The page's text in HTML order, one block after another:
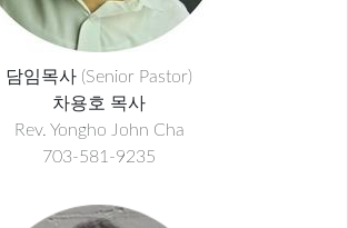
담임목사 (Senior Pastor)
차용호 목사
Rev. Yongho John Cha
703-581-9235